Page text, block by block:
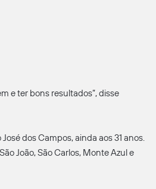
e ter bons resultados”, disse
dos Campos, ainda aos 31 anos.
João, São Carlos, Monte Azul e